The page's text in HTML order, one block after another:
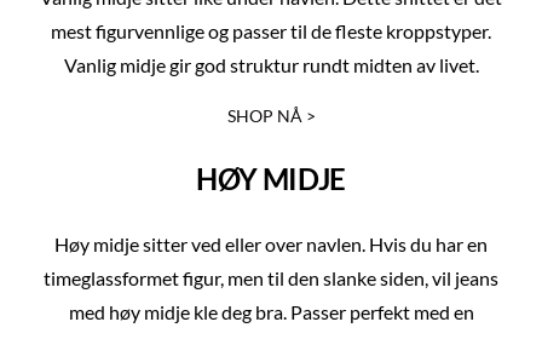
mest figurvennlige og passer til de fleste kroppstyper.
Vanlig midje gir god struktur rundt midten av livet.
SHOP NÅ >
HØY MIDJE
Høy midje sitter ved eller over navlen. Hvis du har en
timeglassformet figur, men til den slanke siden, vil jeans
med høy midje kle deg bra. Passer perfekt med en